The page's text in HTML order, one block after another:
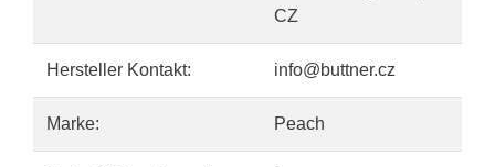
CZ
Hersteller Kontakt: info@buttner.cz
Marke: Peach